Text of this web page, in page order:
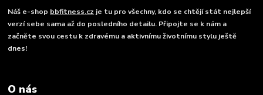
Náš e-shop bbfitness.cz je tu pro všechny, kdo se chtějí stát nejlepší
verzí sebe sama až do posledního detailu. Připojte se k nám a
začněte svou cestu k zdravému a aktivnímu životnímu stylu ještě
dnes!
O nás